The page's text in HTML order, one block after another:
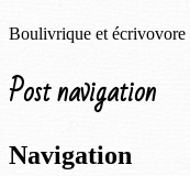
Boulivrique et écrivovore
Post navigation
Navigation